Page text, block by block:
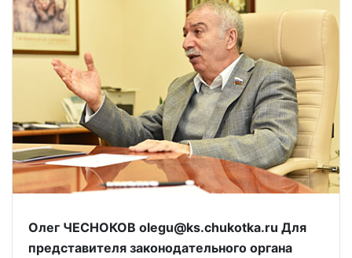
Олег ЧЕСНОКОВ olegu@ks.chukotka.ru Для
представителя законодательного органа